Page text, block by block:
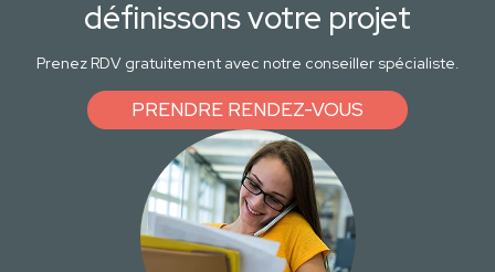
définissons votre projet
Prenez RDV gratuitement avec notre conseiller spécialiste.
PRENDRE RENDEZ-VOUS